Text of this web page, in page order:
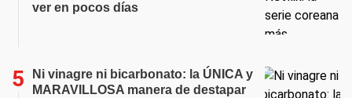
ver en pocos días
Ni vinagre ni bicarbonato: la ÚNICA y
MARAVILLOSA manera de destapar